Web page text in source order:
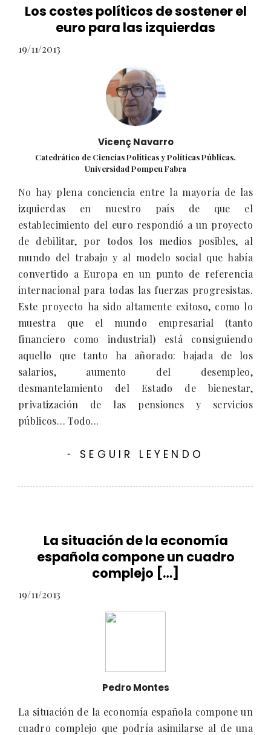
Los costes políticos de sostener el
euro para las izquierdas
19/11/2013
Vicenç Navarro
Catedrático de Ciencias Políticas y Políticas Públicas.
Universidad Pompeu Fabra
No hay plena conciencia entre la mayoría de las
izquierdas en nuestro país de que el
establecimiento del euro respondió a un proyecto
de debilitar, por todos los medios posibles, al
mundo del trabajo y al modelo social que había
convertido a Europa en un punto de referencia
internacional para todas las fuerzas progresistas.
Este proyecto ha sido altamente exitoso, como lo
muestra que el mundo empresarial (tanto
financiero como industrial) está consiguiendo
aquello que tanto ha añorado: bajada de los
salarios, aumento del desempleo,
desmantelamiento del Estado de bienestar,
privatización de las pensiones y servicios
públicos… Todo...
- SEGUIR LEYENDO
La situación de la economía
española compone un cuadro
complejo […]
19/11/2013
Pedro Montes
La situación de la economía española compone un
cuadro complejo que podría asimilarse al de una